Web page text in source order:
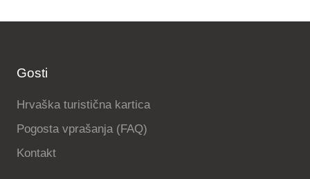
Gosti
Hrvaška turistična kartica
Pogosta vprašanja (FAQ)
Kontakt